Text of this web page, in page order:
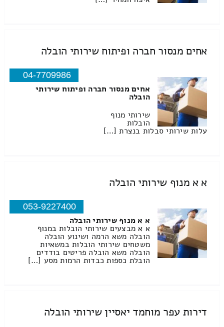
אחים מנסור חברה ופיתוח שירותי הובלה
04-7709986
אחים מנסור חברה ופיתוח שירותי
הובלה
שירותי מנוף
הובלות
עלות שירותי סבלות בנצרת […]
א א מנוף שירותי הובלה
053-9227400
א א מנוף שירותי הובלה
א א מבצעים שירותי הובלות במנוף
הובלה משא הרמה ושינוע הובלה
משטחים שירותי הובלות במשאיות
הובלה משא הובלה פריטים בודדים
הובלת כספות כבדות הרמות מסע […]
דירות עפר מוחמד יאסיין שירותי הובלה